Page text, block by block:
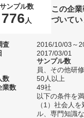
サンプル数
776 人
この企
づいてい
査
2016/10/03～
2017/03/01
サンプル数
員、その他研
数
50人以上
業数
49社
以下の条件を
（1）社会人
ル、専門知識